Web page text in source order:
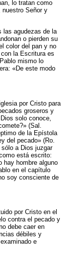
lo tratan como
nuestro Señor y
las agudezas de la
o pierden su
color del pan y no
la Escritura es
mismo lo
«De este modo
por Cristo para
groseros y
solo conoce,
(Sal.
de la Epístola
del pecado» (Ro.
a Dios juzgar
está escrito:
hay hombre alguno
en el capítulo
soy consciente de
por Cristo en el
contra el pecado y
debe caer en
débiles y
e